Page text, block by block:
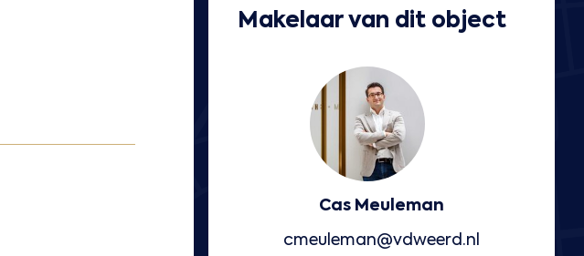
Makelaar van dit object
Cas Meuleman
cmeuleman@vdweerd.nl